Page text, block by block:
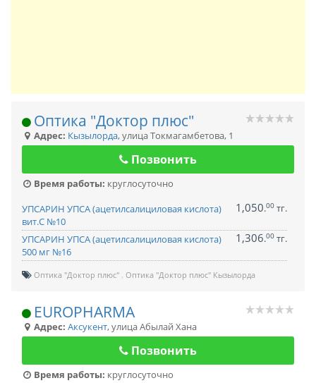
Оптика "Доктор плюс"
Адрес: Кызылорда,улица Токмагамбетова, 1
Позвонить
Время работы: круглосуточно
УПСАРИН УПСА (ацетилсалициловая кислота)
вит.С №10
1,050.00 тг.
УПСАРИН УПСА (ацетилсалициловая кислота)
500 мг №16
1,306.00 тг.
Оптика "Доктор плюс" Оптика "Доктор плюс" Кызылорда
EUROPHARMA
Адрес: Аксукент,улица Абылай Хана
Позвонить
Время работы: круглосуточно